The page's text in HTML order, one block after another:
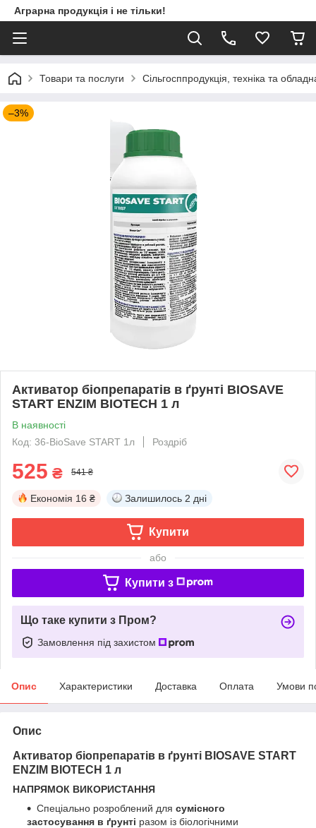
Аграрна продукція і не тільки!
Товари та послуги Сільгосппродукція, техніка та
–3%
Активатор біопрепаратів в ґрунті BIOSAVE
START ENZIM BIOTECH 1 л
В наявності
Код: 36-BioSave START 1л
Роздріб
525 ₴ 541 ₴
Економія 16 ₴ Залишилось 2 дні
Купити
або
Купити з
Що таке купити з Пром?
Замовлення під захистом
Опис Характеристики Доставка Оплата Умови
Опис
Активатор біопрепаратів в ґрунті BIOSAVE START
ENZIM BIOTECH 1 л
НАПРЯМОК ВИКОРИСТАННЯ
Спеціально розроблений для сумісного
застосування в ґрунті разом із біологічними